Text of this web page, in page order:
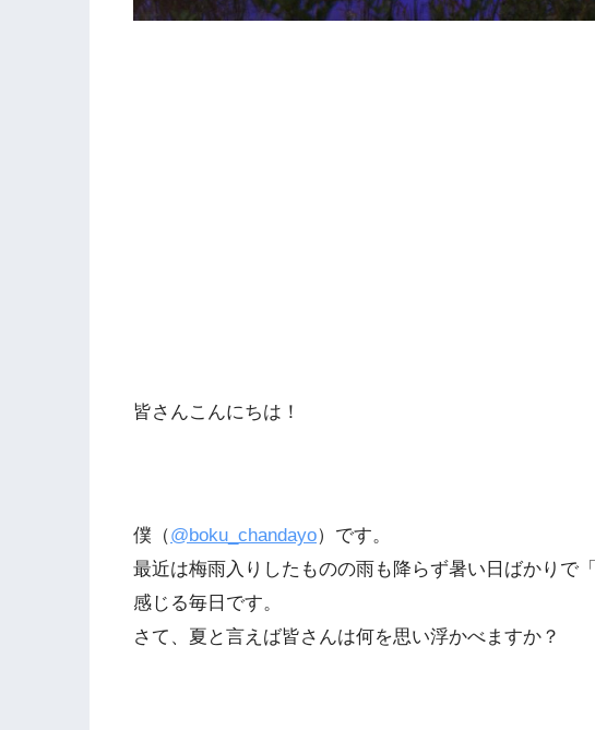
皆さんこんにちは！
僕（@boku_chandayo）です。
最近は梅雨入りしたものの雨も降らず暑い日ばかりで
感じる毎日です。
さて、夏と言えば皆さんは何を思い浮かべますか？